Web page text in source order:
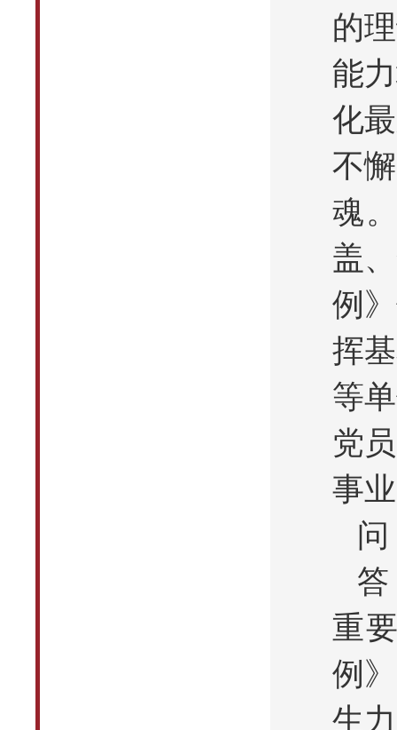
的
能
化
不
魂
盖
例
挥
等
党
事
重
例
生